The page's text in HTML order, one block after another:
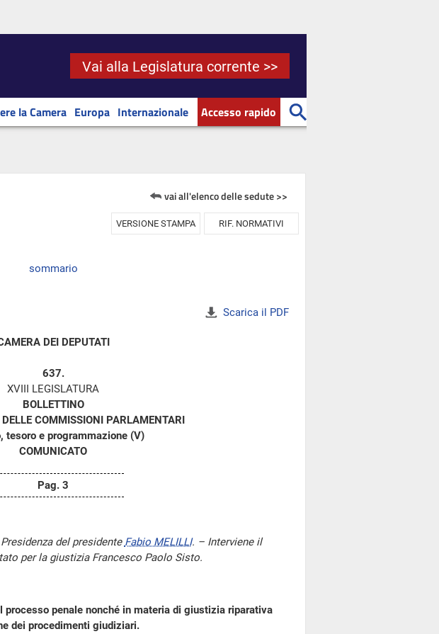
Vai alla Legislatura corrente >>
la Camera Europa Internazionale Accesso rapido
vai all'elenco delle sedute >>
VERSIONE STAMPA RIF. NORMATIVI
sommario
Scarica il PDF
DEI DEPUTATI
637.
XVIII LEGISLATURA
BOLLETTINO
DELLE COMMISSIONI PARLAMENTARI
tesoro e programmazione (V)
COMUNICATO
Pag. 3
del presidente Fabio MELILLI. – Interviene il
per la giustizia Francesco Paolo Sisto.
processo penale nonché in materia di giustizia riparativa
dei procedimenti giudiziari.